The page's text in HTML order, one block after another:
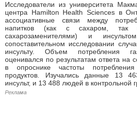
Исследователи из университета
центра Hamilton Health Sciences в
ассоциативные связи между
напитков (как с сахаром, так
сахарозаменителями) и
сопоставительном исследовании
инсульту. Объем потребления
оценивался по результатам ответа на
в опроснике частоты
продуктов. Изучались данные 13
инсульт, и 13 488 людей в контрольной
Реклама